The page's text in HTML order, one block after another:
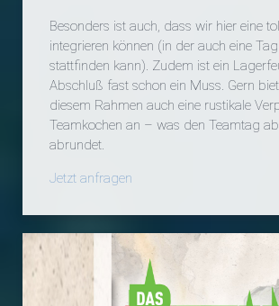
Besonders ist auch, dass wir hier eine
integrieren können (in der auch eine
stattfinden kann). Zudem ist ein
Abschluß fast schon ein Muss. Gern
diesem Rahmen auch eine rustikale
Teamkochen an – was den Teamtag
abrundet.
Jetzt anfragen